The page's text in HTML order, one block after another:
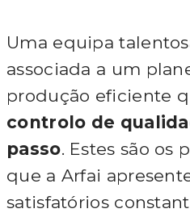
Uma equipa
associada a um
produção eficiente
controlo de
passo. Estes são os
que a Arfai
satisfatórios